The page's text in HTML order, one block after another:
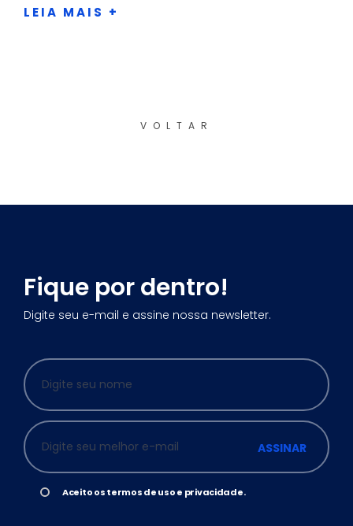
LEIA MAIS +
VOLTAR
Fique por dentro!
Digite seu e-mail e assine nossa newsletter.
Aceito os termos de uso e privacidade.
ASSINAR